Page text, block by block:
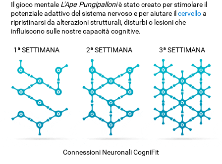
Il gioco mentale L'Ape Pungipalloniè stato creato per stimolare il
potenziale adattivo del sistema nervoso e per aiutare ilcervelloa
ripristinarsi da alterazioni strutturali, disturbi o lesioni che
influiscono sulle nostre capacità cognitive.
1ª SETTIMANA 2ª SETTIMANA 3ª SETTIMANA
Connessioni Neuronali CogniFit